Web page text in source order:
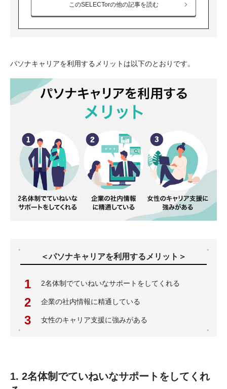
このSELECTorの他の記事を読む
パソナキャリアを利用するメリットは以下のとおりです。
＜パソナキャリアを利用するメリット＞
2名体制でていねいなサポートをしてくれる
企業の社内情報に精通している
女性のキャリア支援に強みがある
1. 2名体制でていねいなサポートをしてくれ